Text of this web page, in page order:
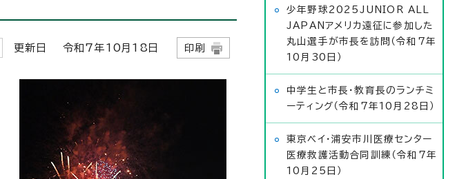
更新日 令和7年 10 月 18 日 印刷
少年野球2025JUNIOR ALL
JAPANアメリカ遠征に参加した
丸山選手が市長を訪問（令和7年
10月30日）
中学生と市長・教育長のランチミ
ーティング（令和7年10月28日）
東京ベイ・浦安市川医療センター
医療救護活動合同訓練（令和7年
10月25日）